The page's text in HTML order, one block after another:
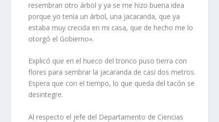
resembran otro árbol y ya se me hizo buena idea
porque yo tenía un árbol, una jacaranda, que ya
estaba muy crecida en mi casa, que de hecho me lo
otorgó el Gobierno».
Explicó que en el hueco del tronco puso tierra con
flores para sembrar la jacaranda de casi dos metros.
Espera que con el tiempo, lo que queda del tacón se
desintegre.
Al respecto el jefe del Departamento de Ciencias